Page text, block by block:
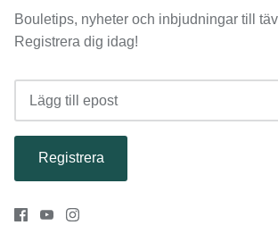
Bouletips, nyheter och inbjudningar till
Registrera dig idag!
Registrera